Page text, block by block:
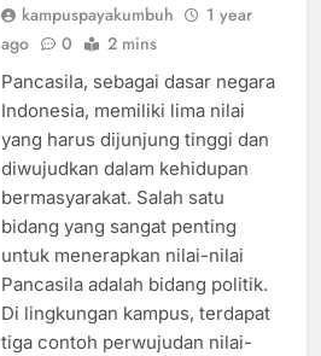
kampuspayakumbuh
1 year
ago
0 2 mins
Pancasila, sebagai dasar negara
Indonesia, memiliki lima nilai
yang harus dijunjung tinggi dan
diwujudkan dalam kehidupan
bermasyarakat. Salah satu
bidang yang sangat penting
untuk menerapkan nilai-nilai
Pancasila adalah bidang politik.
Di lingkungan kampus, terdapat
tiga contoh perwujudan nilai-